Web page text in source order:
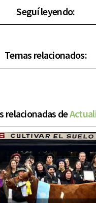
Seguí leyendo:
Temas relacionados:
relacionadas de